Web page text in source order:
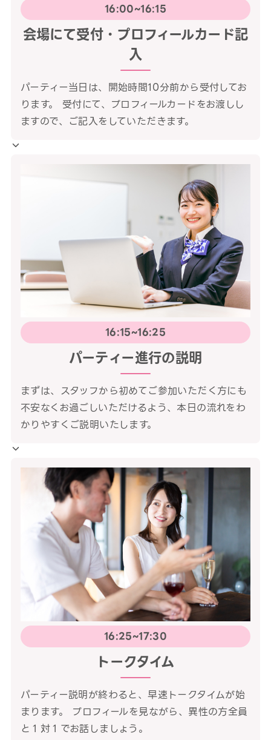
16:00~16:15
会場にて受付・プロフィールカード記
入
パーティー当日は、開始時間10分前から受付してお
ります。 受付にて、プロフィールカードをお渡しし
ますので、ご記入をしていただきます。
16:15~16:25
パーティー進行の説明
まずは、スタッフから初めてご参加いただく方にも
不安なくお過ごしいただけるよう、本日の流れをわ
かりやすくご説明いたします。
16:25~17:30
トークタイム
パーティー説明が終わると、早速トークタイムが始
まります。 プロフィールを見ながら、異性の方全員
と１対１でお話しましょう。